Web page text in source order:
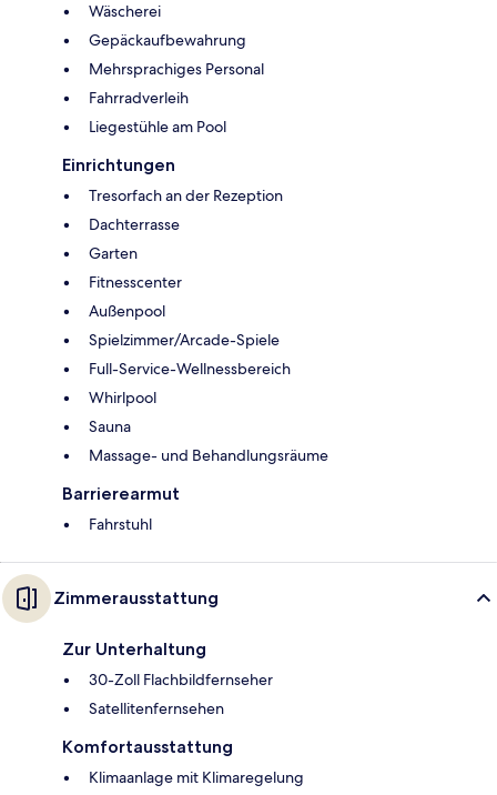
Wäscherei
Gepäckaufbewahrung
Mehrsprachiges Personal
Fahrradverleih
Liegestühle am Pool
Einrichtungen
Tresorfach an der Rezeption
Dachterrasse
Garten
Fitnesscenter
Außenpool
Spielzimmer/Arcade-Spiele
Full-Service-Wellnessbereich
Whirlpool
Sauna
Massage- und Behandlungsräume
Barrierearmut
Fahrstuhl
Zimmerausstattung
Zur Unterhaltung
30-Zoll Flachbildfernseher
Satellitenfernsehen
Komfortausstattung
Klimaanlage mit Klimaregelung